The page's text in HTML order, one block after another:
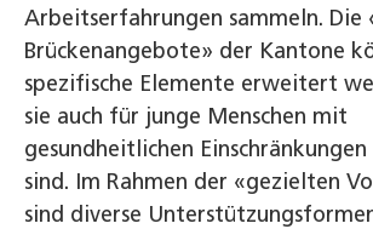
Arbeitserfahrungen sammeln. Die
Brückenangebote» der Kantone
spezifische Elemente erweitert
sie auch für junge Menschen mit
gesundheitlichen
sind. Im Rahmen der «gezielten
sind diverse